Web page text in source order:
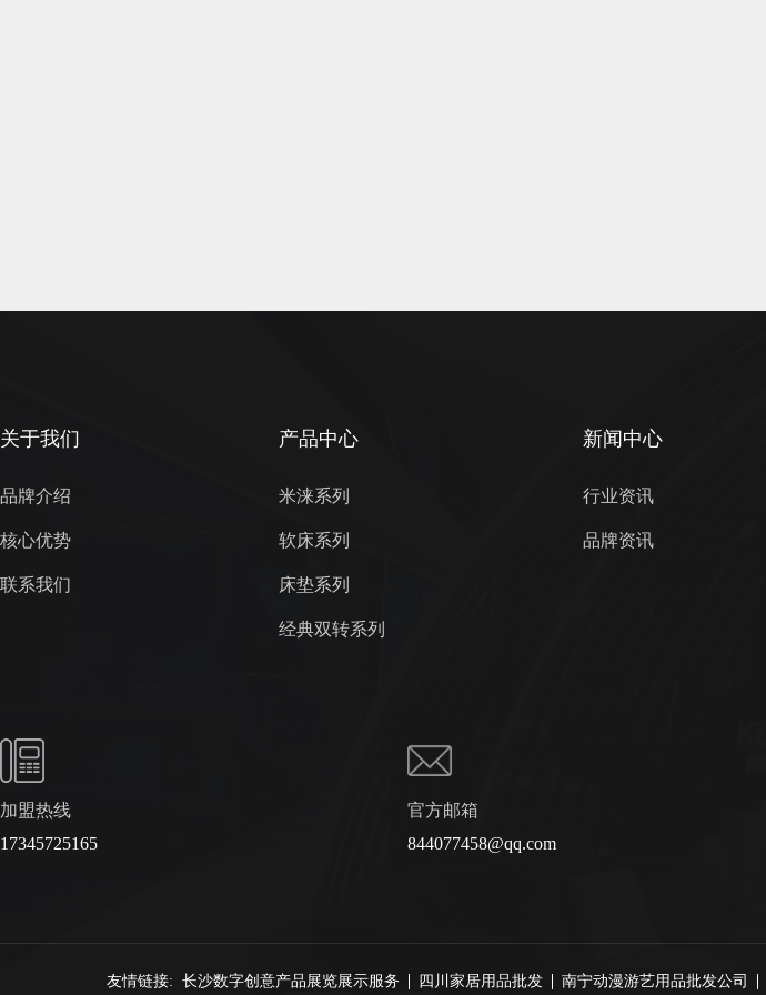
关于我们
品牌介绍
核心优势
联系我们
产品中心
米涞系列
软床系列
床垫系列
经典双转系列
新闻中心
行业资讯
品牌资讯
加盟热线
17345725165
官方邮箱
844077458@qq.com
友情链接: 长沙数字创意产品展览展示服务 四川家居用品批发 南宁动漫游艺用品批发公司